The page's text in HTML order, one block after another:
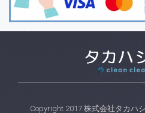
Copyright 2017 株式会社タカハ